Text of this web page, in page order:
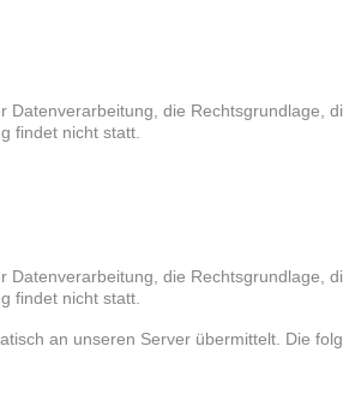
die Rechtsgrundlage,
findet nicht statt.
die Rechtsgrundlage,
findet nicht statt.
an unseren Server übermittelt. Die